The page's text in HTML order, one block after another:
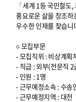
「세계 1등 국민철도
풍요로운 삶을 창조하
우수한 인재를 찾습니
○ 모집부문
- 모집직위 : 비상계획
- 직급 : 외부(전문직
- 인원 : 1명
- 근무예정소속 : 수송
- 근무예정지역 : 대전